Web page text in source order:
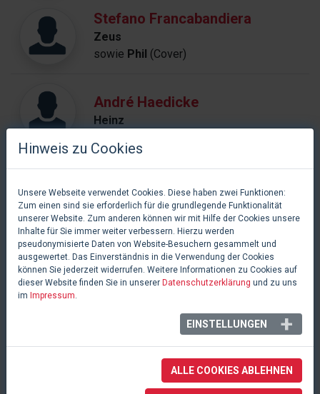
Stefano Francabandiera
Zeus
sowie Phil (Cover)
André Haedicke
Heinz
Meg
Detlef Leistenschneider
Hades
Hercules (alternierend)
Hinweis zu Cookies
Unsere Webseite verwendet Cookies. Diese haben zwei Funktionen:
Zum einen sind sie erforderlich für die grundlegende Funktionalität
unserer Website. Zum anderen können wir mit Hilfe der Cookies unsere
Inhalte für Sie immer weiter verbessern. Hierzu werden
pseudonymisierte Daten von Website-Besuchern gesammelt und
ausgewertet. Das Einverständnis in die Verwendung der Cookies
können Sie jederzeit widerrufen. Weitere Informationen zu Cookies auf
dieser Website finden Sie in unserer Datenschutzerklärung und zu uns
im Impressum
EINSTELLUNGEN
ALLE COOKIES ABLEHNEN